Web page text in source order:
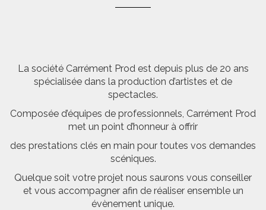
La société Carrément Prod est depuis plus de 20 ans
spécialisée dans la production d’artistes et de
spectacles.
Composée d’équipes de professionnels, Carrément Prod
met un point d’honneur à offrir
des prestations clés en main pour toutes vos demandes
scéniques.
Quelque soit votre projet nous saurons vous conseiller
et vous accompagner afin de réaliser ensemble un
évènement unique.